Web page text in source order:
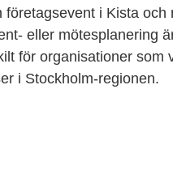
i Kista
eller mötesplanering
för organisationer som
i Stockholm-regionen.